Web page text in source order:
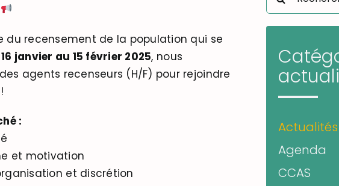
du recensement de la population qui se
16 janvier au 15 février 2025, nous
agents recenseurs (H/F) pour rejoindre
:
et motivation
et discrétion
Actualités
Agenda
CCAS